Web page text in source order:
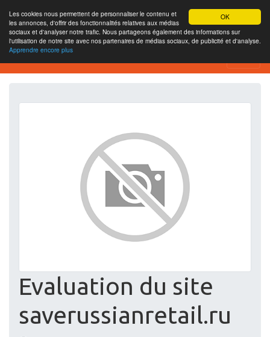
OK
Les cookies nous permettent de personnaliser le contenu et
les annonces, d'offrir des fonctionnalités relatives aux médias
sociaux et d'analyser notre trafic. Nous partageons également des informations sur
l'utilisation de notre site avec nos partenaires de médias sociaux, de publicité et d'analyse.
Apprendre encore plus
SEO Analytics
Evaluation du site
saverussianretail.ru